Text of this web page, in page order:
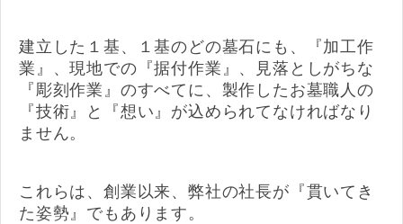
建立した１基、１基のどの墓石にも、『加工作
業』、現地での『据付作業』、見落としがちな
『彫刻作業』のすべてに、製作したお墓職人の
『技術』と『想い』が込められてなければなり
ません。
これらは、創業以来、弊社の社長が『貫いてき
た姿勢』でもあります。